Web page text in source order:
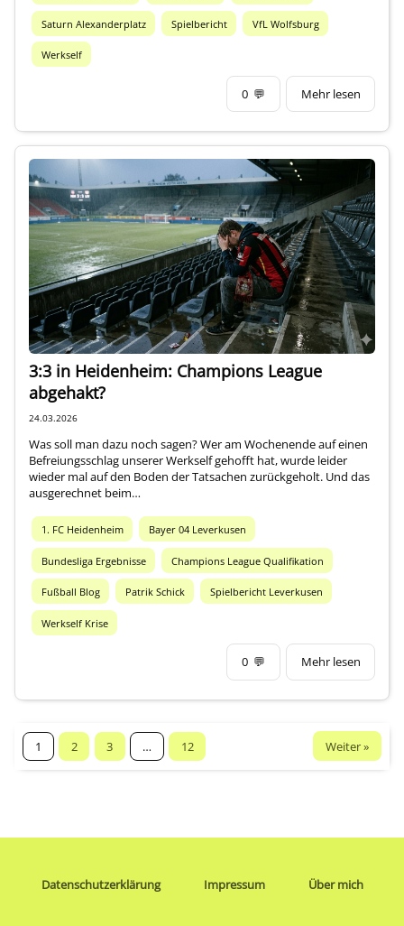
Saturn Alexanderplatz Spielbericht VfL Wolfsburg
Werkself
0 💬 Mehr lesen
3:3 in Heidenheim: Champions League
abgehakt?
24.03.2026
Was soll man dazu noch sagen? Wer am Wochenende auf einen
Befreiungsschlag unserer Werkself gehofft hat, wurde leider
wieder mal auf den Boden der Tatsachen zurückgeholt. Und das
ausgerechnet beim…
1. FC Heidenheim Bayer 04 Leverkusen
Bundesliga Ergebnisse Champions League Qualifikation
Fußball Blog Patrik Schick Spielbericht Leverkusen
Werkself Krise
0 💬 Mehr lesen
1 2 3 … 12 Weiter »
Datenschutzerklärung Impressum Über mich